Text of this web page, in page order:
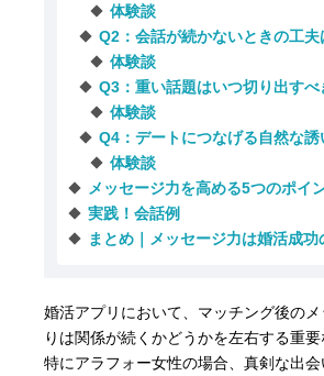
体験談
Q2：会話が続かないときの工夫
体験談
Q3：重い話題はいつ切り出すべ
体験談
Q4：デートにつなげる自然な誘
体験談
メッセージ力を高める5つのポイ
実践！会話例
まとめ｜メッセージ力は婚活成功
婚活アプリにおいて、マッチング後の
りは関係が続くかどうかを左右する重要
特にアラフォー女性の場合、真剣な出会